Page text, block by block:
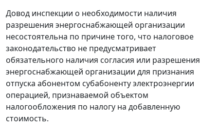
Довод инспекции о необходимости наличия
разрешения энергоснабжающей организации
несостоятельна по причине того, что налоговое
законодательство не предусматривает
обязательного наличия согласия или разрешения
энергоснабжающей организации для признания
отпуска абонентом субабоненту электроэнергии
операцией, признаваемой объектом
налогообложения по налогу на добавленную
стоимость.